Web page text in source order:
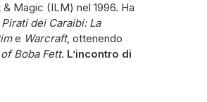
Magic (ILM) nel 1996. Ha
Pirati dei Caraibi: La
e Warcraft, ottenendo
Boba Fett. L’incontro di